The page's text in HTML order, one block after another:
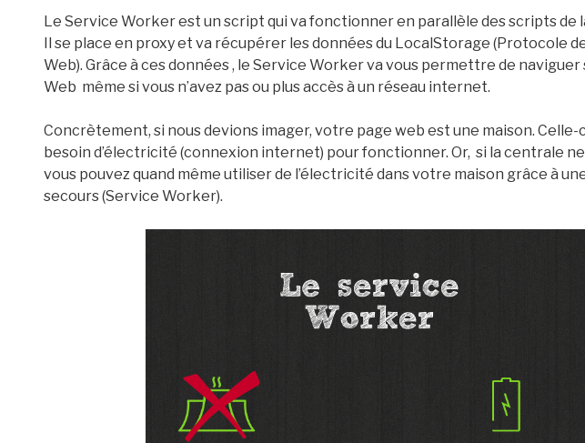
Le Service Worker est un script qui va fonctionner en parallèle des scripts de
Il se place en proxy et va récupérer les données du LocalStorage (Protocole
Web). Grâce à ces données , le Service Worker va vous permettre de
Web même si vous n’avez pas ou plus accès à un réseau internet.
Concrètement, si nous devions imager, votre page web est une maison.
besoin d’électricité (connexion internet) pour fonctionner. Or, si la centrale
vous pouvez quand même utiliser de l’électricité dans votre maison grâce à
secours (Service Worker).